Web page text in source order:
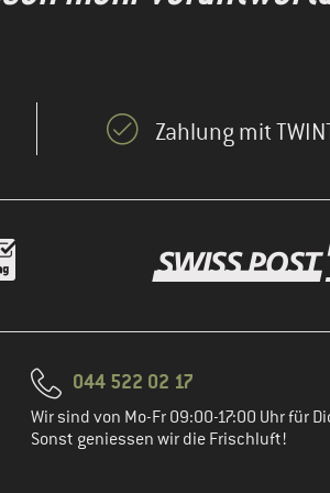
Zahlung mit
044 522 02 17
Wir sind von Mo-Fr 09:00-17:00 Uhr für
Sonst geniessen wir die Frischluft!